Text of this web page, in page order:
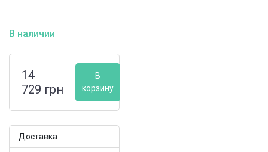
В наличии
14
729 грн
В
корзину
Доставка